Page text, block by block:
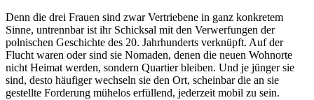
Denn die drei Frauen sind zwar Vertriebene in ganz konkretem
Sinne, untrennbar ist ihr Schicksal mit den Verwerfungen der
polnischen Geschichte des 20. Jahrhunderts verknüpft. Auf der
Flucht waren oder sind sie Nomaden, denen die neuen Wohnorte
nicht Heimat werden, sondern Quartier bleiben. Und je jünger sie
sind, desto häufiger wechseln sie den Ort, scheinbar die an sie
gestellte Forderung mühelos erfüllend, jederzeit mobil zu sein.